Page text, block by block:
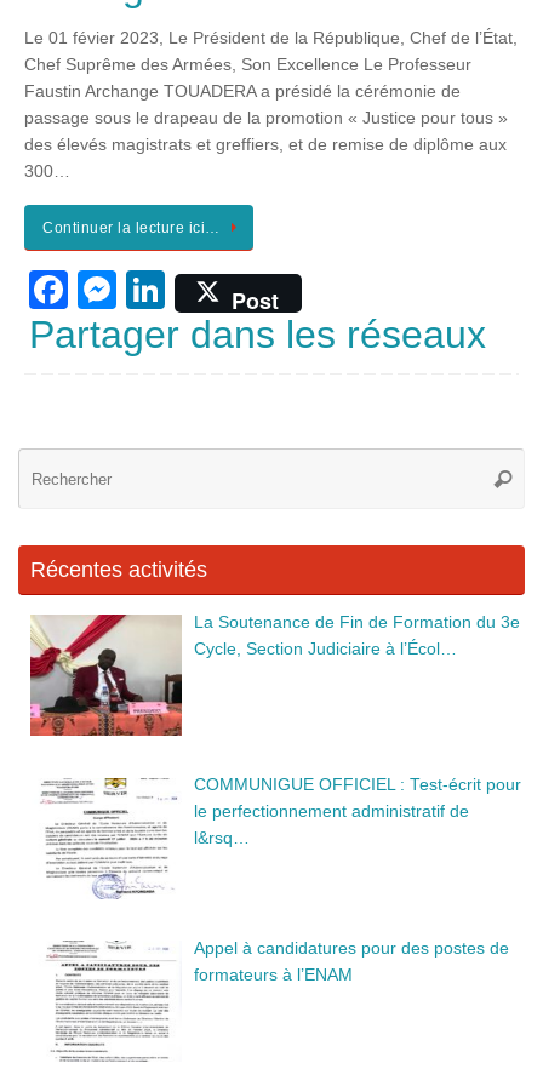
e
b
o
k
ss
e
n
g
e
dI
n
Le 01 févier 2023, Le Président de la République, Chef de l’État,
Chef Suprême des Armées, Son Excellence Le Professeur
Faustin Archange TOUADERA a présidé la cérémonie de
passage sous le drapeau de la promotion « Justice pour tous »
des élevés magistrats et greffiers, et de remise de diplôme aux
300…
Continuer la lecture ici…
F
a
b
o
k
M
e
ss
n
Li
n
dI
Post
Partager dans les réseaux
Récentes activités
La Soutenance de Fin de Formation du 3e
Cycle, Section Judiciaire à l’Écol…
COMMUNIGUE OFFICIEL : Test-écrit pour
le perfectionnement administratif de
l&rsq…
Appel à candidatures pour des postes de
formateurs à l’ENAM